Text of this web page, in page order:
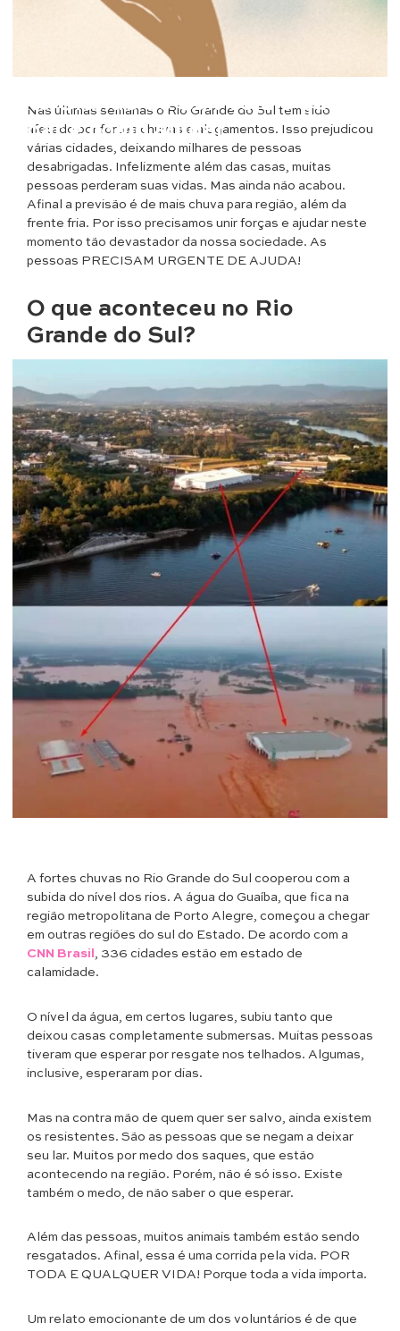
Rio Grande do Sul: veja o que
doar e como ajudar
Nas últimas semanas o Rio Grande do Sul tem sido
afetado por fortes chuvas e alagamentos. Isso prejudicou
várias cidades, deixando milhares de pessoas
desabrigadas. Infelizmente além das casas, muitas
pessoas perderam suas vidas. Mas ainda não acabou.
Afinal a previsão é de mais chuva para região, além da
frente fria. Por isso precisamos unir forças e ajudar neste
momento tão devastador da nossa sociedade. As
pessoas PRECISAM URGENTE DE AJUDA!
O que aconteceu no Rio
Grande do Sul?
A fortes chuvas no Rio Grande do Sul cooperou com a
subida do nível dos rios. A água do Guaíba, que fica na
região metropolitana de Porto Alegre, começou a chegar
em outras regiões do sul do Estado. De acordo com a
CNN Brasil , 336 cidades estão em estado de
calamidade.
O nível da água, em certos lugares, subiu tanto que
deixou casas completamente submersas. Muitas pessoas
tiveram que esperar por resgate nos telhados. Algumas,
inclusive, esperaram por dias.
Mas na contra mão de quem quer ser salvo, ainda existem
os resistentes. São as pessoas que se negam a deixar
seu lar. Muitos por medo dos saques, que estão
acontecendo na região. Porém, não é só isso. Existe
também o medo, de não saber o que esperar.
Além das pessoas, muitos animais também estão sendo
resgatados. Afinal, essa é uma corrida pela vida. POR
TODA E QUALQUER VIDA! Porque toda a vida importa.
Um relato emocionante de um dos voluntários é de que